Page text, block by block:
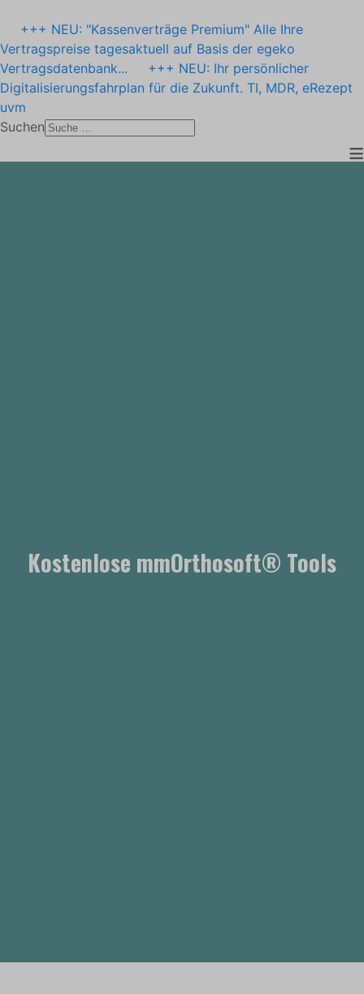
+++ NEU: "Kassenverträge Premium" Alle Ihre
Vertragspreise tagesaktuell auf Basis der egeko
Vertragsdatenbank...
+++ NEU: Ihr persönlicher
Digitalisierungsfahrplan für die Zukunft. TI, MDR, eRezept
uvm
Suchen
≡
Kostenlose mmOrthosoft® Tools